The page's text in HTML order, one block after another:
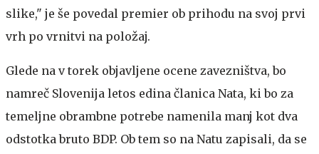
slike," je še povedal premier ob prihodu na svoj prvi
vrh po vrnitvi na položaj.
Glede na v torek objavljene ocene zavezništva, bo
namreč Slovenija letos edina članica Nata, ki bo za
temeljne obrambne potrebe namenila manj kot dva
odstotka bruto BDP. Ob tem so na Natu zapisali, da se